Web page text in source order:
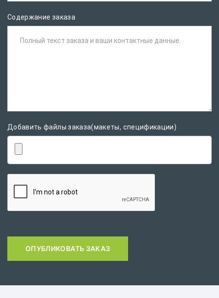
Содержание заказа
Полный текст заказа и ваши контактные данные.
Добавить файлы заказа(макеты, спецификации)
ОПУБЛИКОВАТЬ ЗАКАЗ